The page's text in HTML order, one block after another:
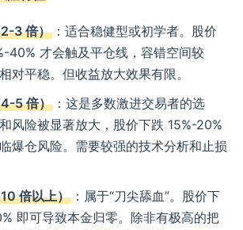
3 倍） ：适合稳健型或初学者。股价
40% 才会触及平仓线，容错空间较
对平稳。但收益放大效果有限。
5 倍） ：这是多数激进交易者的选
风险被显著放大，股价下跌 15%-20%
爆仓风险。需要较强的技术分析和止损
倍以上） ：属于“刀尖舔血”。股价下
即可导致本金归零。除非有极高的把